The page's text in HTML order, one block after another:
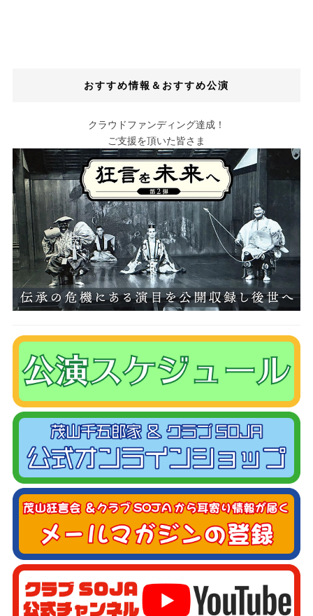
おすすめ情報＆おすすめ公演
クラウドファンディング達成！
ご支援を頂いた皆さま